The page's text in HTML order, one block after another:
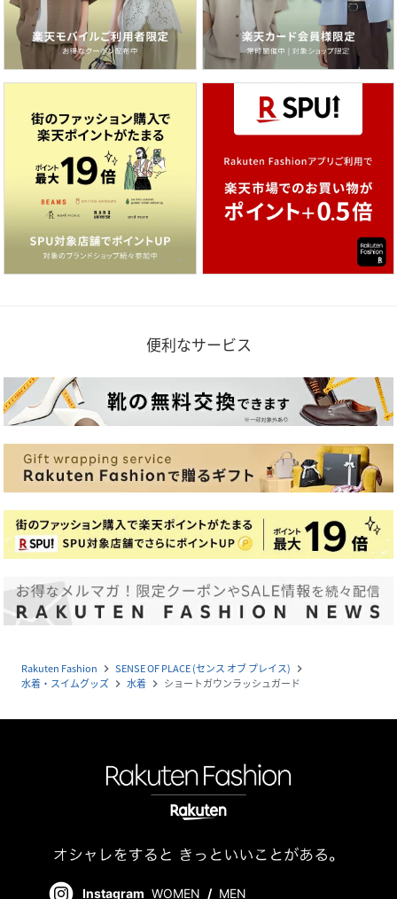
便利なサービス
Rakuten Fashion navigate_next SENSE OF PLACE (センス オブ プレイス) navigate_next
水着・スイムグッズ navigate_next 水着 navigate_next ショートガウンラッシュガード
Instagram WOMEN / MEN